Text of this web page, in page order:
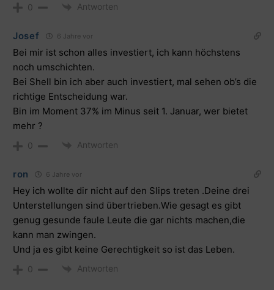
0 Antworten
Josef 6 Jahre vor
Bei mir ist schon alles investiert, ich kann höchstens
noch umschichten.
Bei Shell bin ich aber auch investiert, mal sehen ob’s die
richtige Entscheidung war.
Bin im Moment 37% im Minus seit 1. Januar, wer bietet
mehr ?
0 Antworten
ron 6 Jahre vor
Hey ich wollte dir nicht auf den Slips treten .Deine drei
Unterstellungen sind übertrieben.Wie gesagt es gibt
genug gesunde faule Leute die gar nichts machen,die
kann man zwingen.
Und ja es gibt keine Gerechtigkeit so ist das Leben.
0 Antworten